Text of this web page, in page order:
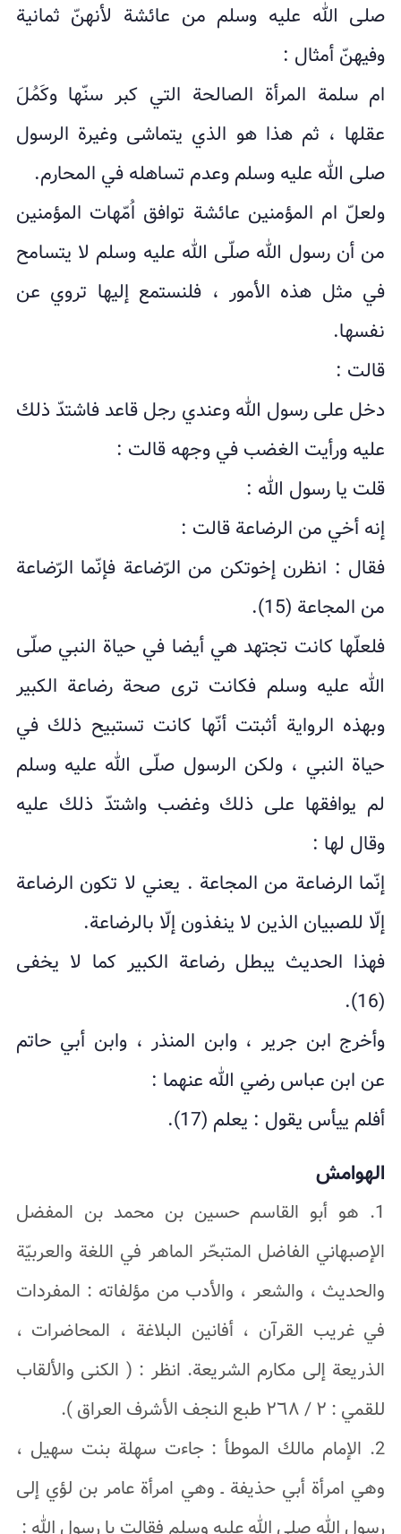
صلى الله علیه وسلم من عائشة لأنهنّ ثمانیة
وفيهنّ أمثال :
ام سلمة المرأة الصالحة التي کبر سنّها وکَمُلَ
عقلها ، ثم هذا هو الذي یتماشى وغیرة الرسول
صلى الله علیه وسلم وعدم تساهله في المحارم.
ولعلّ ام المؤمنین عائشة توافق اُمّهات المؤمنین
من أن رسول الله صلّى الله علیه وسلم لا یتسامح
في مثل هذه الأمور ، فلنستمع إلیها تروي عن
نفسها.
قالت :
دخل على رسول الله وعندي رجل قاعد فاشتدّ ذلك
علیه ورأیت الغضب في وجهه قالت :
قلت یا رسول الله :
إنه أخي من الرضاعة قالت :
فقال : انظرن إخوتکن من الرّضاعة فإنّما الرّضاعة
من المجاعة (15).
فلعلّها کانت تجتهد هي أیضا في حیاة النبي صلّى
الله علیه وسلم فکانت ترى صحة رضاعة الکبیر
وبهذه الروایة أثبتت أنّها کانت تستبیح ذلك في
حیاة النبي ، ولکن الرسول صلّى الله علیه وسلم
لم یوافقها على ذلك وغضب واشتدّ ذلك علیه
وقال لها :
إنّما الرضاعة من المجاعة . یعني لا تکون الرضاعة
إلّا للصبیان الذین لا ینفذون إلّا بالرضاعة.
فهذا الحدیث یبطل رضاعة الکبیر کما لا یخفى
(16).
وأخرج ابن جریر ، وابن المنذر ، وابن أبي حاتم
عن ابن عباس رضي الله عنهما :
أفلم ییأس یقول : یعلم (17).
الهوامش
1. هو أبو القاسم حسین بن محمد بن المفضل
الإصبهاني الفاضل المتبحّر الماهر في اللغة والعربیّة
والحدیث ، والشعر ، والأدب من مؤلفاته : المفردات
في غریب القرآن ، أفانین البلاغة ، المحاضرات ،
الذریعة إلى مکارم الشریعة. انظر : ( الکنى والألقاب
للقمي : ٢ / ۲٦٨ طبع النجف الأشرف العراق ).
2. الإمام مالك الموطأ : جاءت سهلة بنت سهیل ،
وهي امرأة أبي حذیفة ـ وهي امرأة عامر بن لؤي إلى
رسول الله صلى الله علیه وسلم فقالت یا رسول الله :